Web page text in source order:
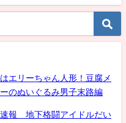
エリーちゃん人形！豆腐メ
のぬいぐるみ男子末路編
報 地下格闘アイドルだい